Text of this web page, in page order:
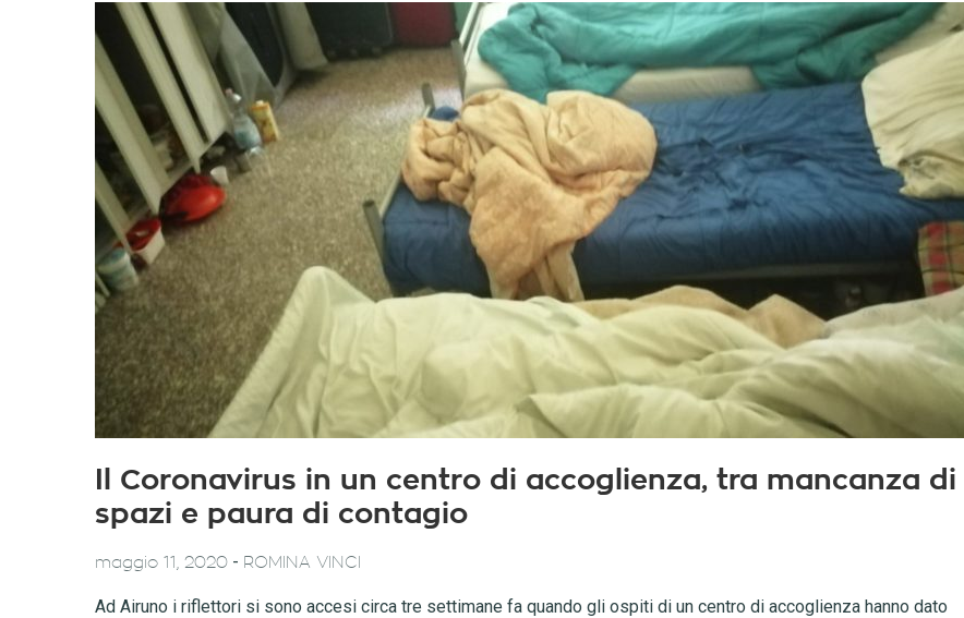
Il Coronavirus in un centro di accoglienza, tra mancanza di
spazi e paura di contagio
maggio 11, 2020 - ROMINA VINCI
Ad Airuno i riflettori si sono accesi circa tre settimane fa quando gli ospiti di un centro di accoglienza hanno dato